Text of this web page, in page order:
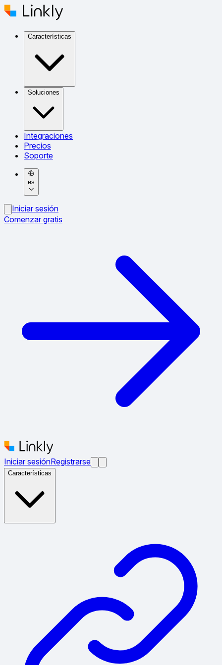
Características
Soluciones
Integraciones
Precios
Soporte
es
Iniciar sesión
Comenzar gratis
Iniciar sesiónRegistrarse
Características